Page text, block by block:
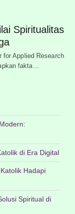
Spiritualitas
for Applied Research
fakta…
di Era Digital
Hadapi
Spiritual di